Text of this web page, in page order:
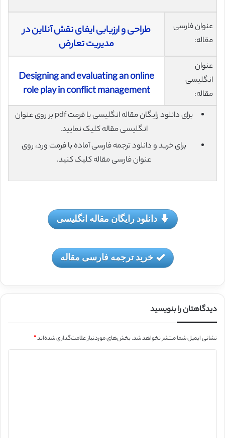
عنوان فارسی
مقاله:
طراحی و ارزیابی ایفای نقش آنلاین در
مدیریت تعارض
عنوان
انگلیسی
مقاله:
Designing and evaluating an online
role play in conflict management
برای دانلود رایگان مقاله انگلیسی با فرمت pdf بر روی عنوان
انگلیسی مقاله کلیک نمایید.
برای خرید و دانلود ترجمه فارسی آماده با فرمت ورد، روی
عنوان فارسی مقاله کلیک کنید.
دانلود رایگان مقاله انگلیسی
خرید ترجمه فارسی مقاله
دیدگاهتان را بنویسید
نشانی ایمیل شما منتشر نخواهد شد.بخش‌های موردنیاز علامت‌گذاری شده‌اند*